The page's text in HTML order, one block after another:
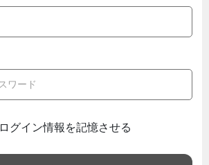
ログイン情報を記憶させる